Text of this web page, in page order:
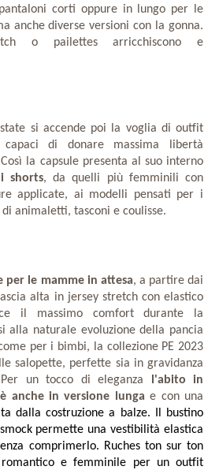
corti oppure in lungo per le
anche diverse versioni con la gonna.
o pailettes arricchiscono e
si accende poi la voglia di outfit
di donare massima libertà
la capsule presenta al suo interno
shorts, da quelli più femminili con
applicate, ai modelli pensati per i
animaletti, tasconi e coulisse.
per le mamme in attesa, a partire dai
alta in jersey stretch con elastico
il massimo comfort durante la
alla naturale evoluzione della pancia
per i bimbi, la collezione PE 2023
salopette, perfette sia in gravidanza
un tocco di eleganza
l'abito in
anche in versione lunga e con una
dalla costruzione a balze. Il bustino
permette una vestibilità elastica
comprimerlo. Ruches ton sur ton
romantico e femminile per un outfit